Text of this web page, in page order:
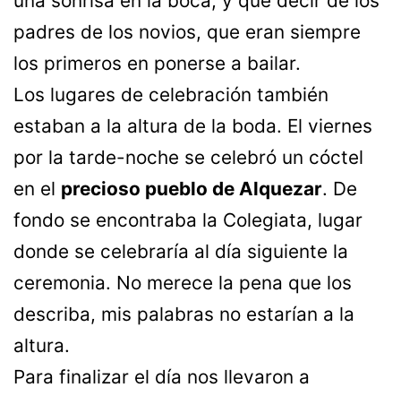
padres de los novios, que eran siempre
los primeros en ponerse a bailar.
Los lugares de celebración también
estaban a la altura de la boda. El viernes
por la tarde-noche se celebró un cóctel
en el precioso pueblo de Alquezar. De
fondo se encontraba la Colegiata, lugar
donde se celebraría al día siguiente la
ceremonia. No merece la pena que los
describa, mis palabras no estarían a la
altura.
Para finalizar el día nos llevaron a